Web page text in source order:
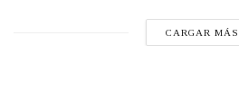
CARGAR MÁS